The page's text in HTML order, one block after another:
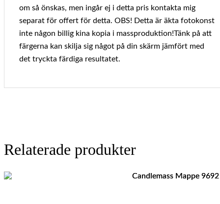
om så önskas, men ingår ej i detta pris kontakta mig
separat för offert för detta. OBS! Detta är äkta fotokonst
inte någon billig kina kopia i massproduktion!Tänk på att
färgerna kan skilja sig något på din skärm jämfört med
det tryckta färdiga resultatet.
Relaterade produkter